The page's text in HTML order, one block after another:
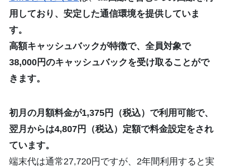
用しており、安定した通信環境を提供していま
す。
高額キャッシュバックが特徴で、全員対象で
38,000円のキャッシュバックを受け取ることがで
きます。
初月の月額料金が1,375円（税込）で利用可能で、
翌月からは4,807円（税込）定額で料金設定をされ
ています。
端末代は通常27,720円ですが、2年間利用すると実